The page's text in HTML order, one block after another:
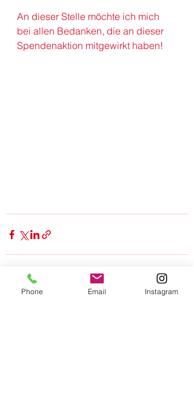
An dieser Stelle möchte ich mich
bei allen Bedanken, die an dieser
Spendenaktion mitgewirkt haben!
Phone Email Instagram